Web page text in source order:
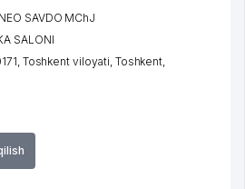
SAVDO MChJ
SALONI
Toshkent viloyati Toshkent